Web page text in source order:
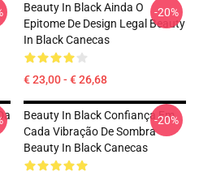
Beauty In Black Ainda O
Epitome De Design Legal Beauty
In Black Canecas
€ 23,00 - € 26,68
-20%
Beauty In Black Confiança Em
Cada Vibração De Sombra
Beauty In Black Canecas
-20%